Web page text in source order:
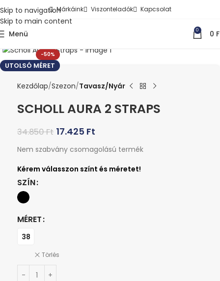
Skip to navigation
Skip to main content
Márkáink Viszonteladók Kapcsolat
Menü 0 0
-50%
UTOLSÓ MÉRET
Kezdőlap Szezon Tavasz/Nyár
SCHOLL AURA 2 STRAPS
34.850Ft 17.425 Ft
Nem szabvány csomagolású termék
SZÍN
MÉRET
38
Törlés